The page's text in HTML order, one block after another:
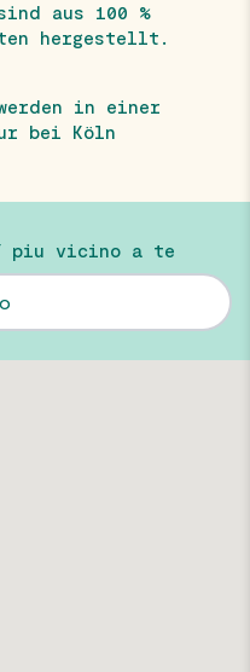
aus 100 %
hergestellt.
in einer
bei Köln
piu vicino a te